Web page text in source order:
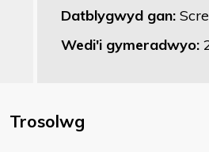
Datblygwyd gan:
Wedi'i gymeradwyo:
Trosolwg